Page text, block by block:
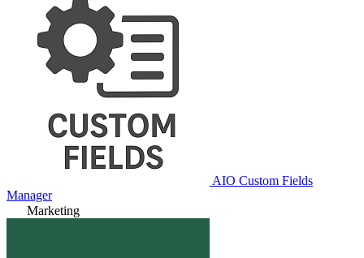
AIO Custom Fields
Manager
Marketing